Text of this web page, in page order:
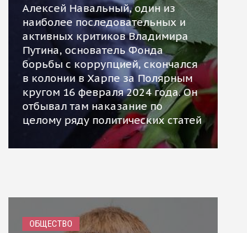
Алексей Навальный, один из
наиболее последовательных и
активных критиков Владимира
Путина, основатель Фонда
борьбы с коррупцией, скончался
в колонии в Харпе за Полярным
кругом 16 февраля 2024 года. Он
отбывал там наказание по
целому ряду политических статей
ОБЩЕСТВО